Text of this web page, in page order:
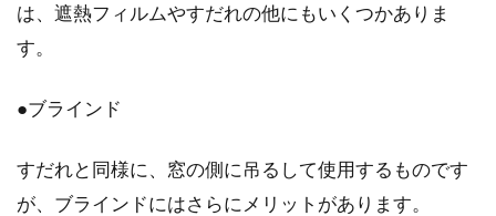
は、遮熱フィルムやすだれの他にもいくつかありま
す。
●ブラインド
すだれと同様に、窓の側に吊るして使用するものです
が、ブラインドにはさらにメリットがあります。